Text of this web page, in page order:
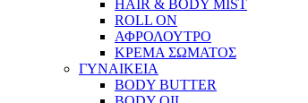
HAIR & BODY MIST
ROLL ON
ΑΦΡΟΛΟΥΤΡΟ
ΚΡΕΜΑ ΣΩΜΑΤΟΣ
ΓΥΝΑΙΚΕΙΑ
BODY BUTTER